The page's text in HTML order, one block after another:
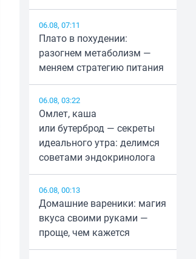
06.08, 07:11
Плато в похудении:
разогнем метаболизм —
меняем стратегию питания
06.08, 03:22
Омлет, каша
или бутерброд — секреты
идеального утра: делимся
советами эндокринолога
06.08, 00:13
Домашние вареники: магия
вкуса своими руками —
проще, чем кажется